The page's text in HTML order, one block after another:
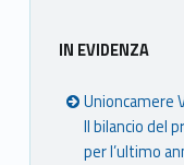
IN EVIDENZA
Unioncamere
Il bilancio del
per l’ultimo